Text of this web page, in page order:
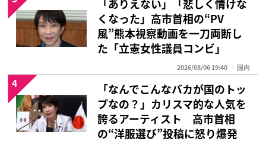
「ありえない」「悲しく情けな
くなった」高市首相の“PV
風”熊本視察動画を一刀両断し
た「立憲女性議員コンビ」
2026/08/06 19:40 国内
「なんでこんなバカが国のトッ
プなの？」カリスマ的な人気を
誇るアーティスト 高市首相
の“洋服選び”投稿に怒り爆発
4